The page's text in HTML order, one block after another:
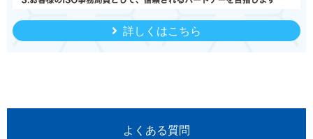
詳しくはこちら
よくある質問